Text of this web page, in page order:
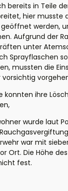
bereits in Teile
hier musste
werden,
Aufgrund der
unter
Sprayflaschen
mussten die
konnten ihre
wurde laut
war mit
Ort. Die Höhe
fest.